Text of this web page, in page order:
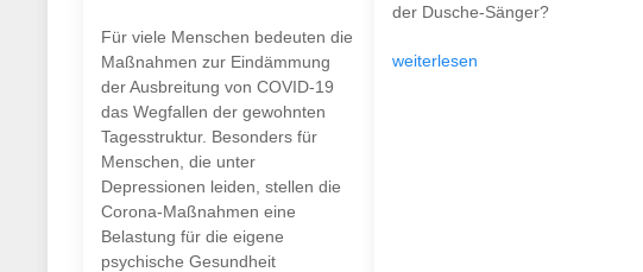
Für viele Menschen bedeuten die
Maßnahmen zur Eindämmung
der Ausbreitung von COVID-19
das Wegfallen der gewohnten
Tagesstruktur. Besonders für
Menschen, die unter
Depressionen leiden, stellen die
Corona-Maßnahmen eine
Belastung für die eigene
psychische Gesundheit
der Dusche-Sänger?
weiterlesen